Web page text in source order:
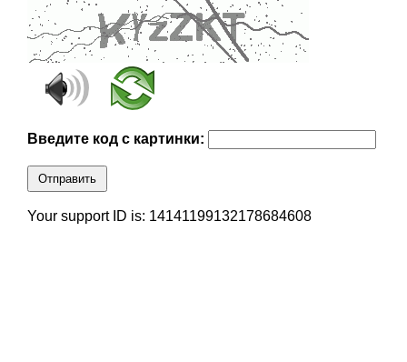
Введите код с картинки:
Отправить
Your support ID is: 14141199132178684608